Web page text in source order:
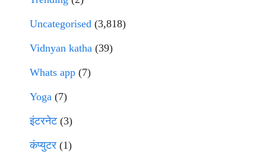
Uncategorised (3,818)
Vidnyan katha (39)
Whats app (7)
Yoga (7)
इंटरनेट(3)
कंप्युटर (1)